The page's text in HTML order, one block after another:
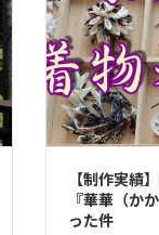
【制作実績
『華華（か
った件